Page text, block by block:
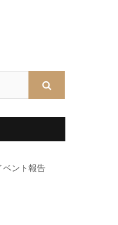
ベント報告